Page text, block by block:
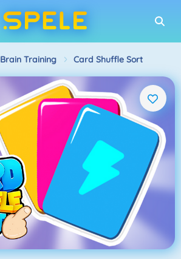
Brain Training Card Shuffle Sort